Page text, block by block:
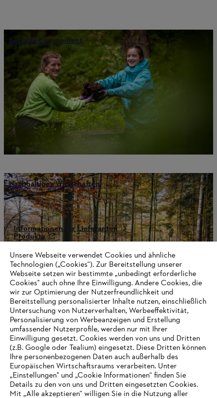
Soziales Engagement
Nachhaltiges Wirtschaften
Informationen für Lieferanten
Produkte
Kontakt
Karriere
Hinweisgebersystem
Unsere Webseite verwendet Cookies und ähnliche
Technologien („Cookies“). Zur Bereitstellung unserer
Webseite setzen wir bestimmte „unbedingt erforderliche
Cookies" auch ohne Ihre Einwilligung. Andere Cookies, die
wir zur Optimierung der Nutzerfreundlichkeit und
Bereitstellung personalisierter Inhalte nutzen, einschließlich
Untersuchung von Nutzerverhalten, Werbeeffektivität,
Personalisierung von Werbeanzeigen und Erstellung
umfassender Nutzerprofile, werden nur mit Ihrer
Einwilligung gesetzt. Cookies werden von uns und Dritten
(z.B. Google oder Tealium) eingesetzt. Diese Dritten können
Ihre personenbezogenen Daten auch außerhalb des
Europäischen Wirtschaftsraums verarbeiten. Unter
„Einstellungen" und „Cookie Informationen“ finden Sie
Details zu den von uns und Dritten eingesetzten Cookies.
Mit „Alle akzeptieren“ willigen Sie in die Nutzung aller